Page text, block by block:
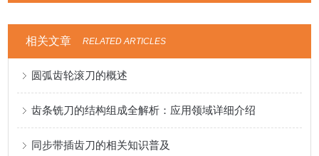
相关文章 RELATED ARTICLES
圆弧齿轮滚刀的概述
齿条铣刀的结构组成全解析：应用领域详细介绍
同步带插齿刀的相关知识普及